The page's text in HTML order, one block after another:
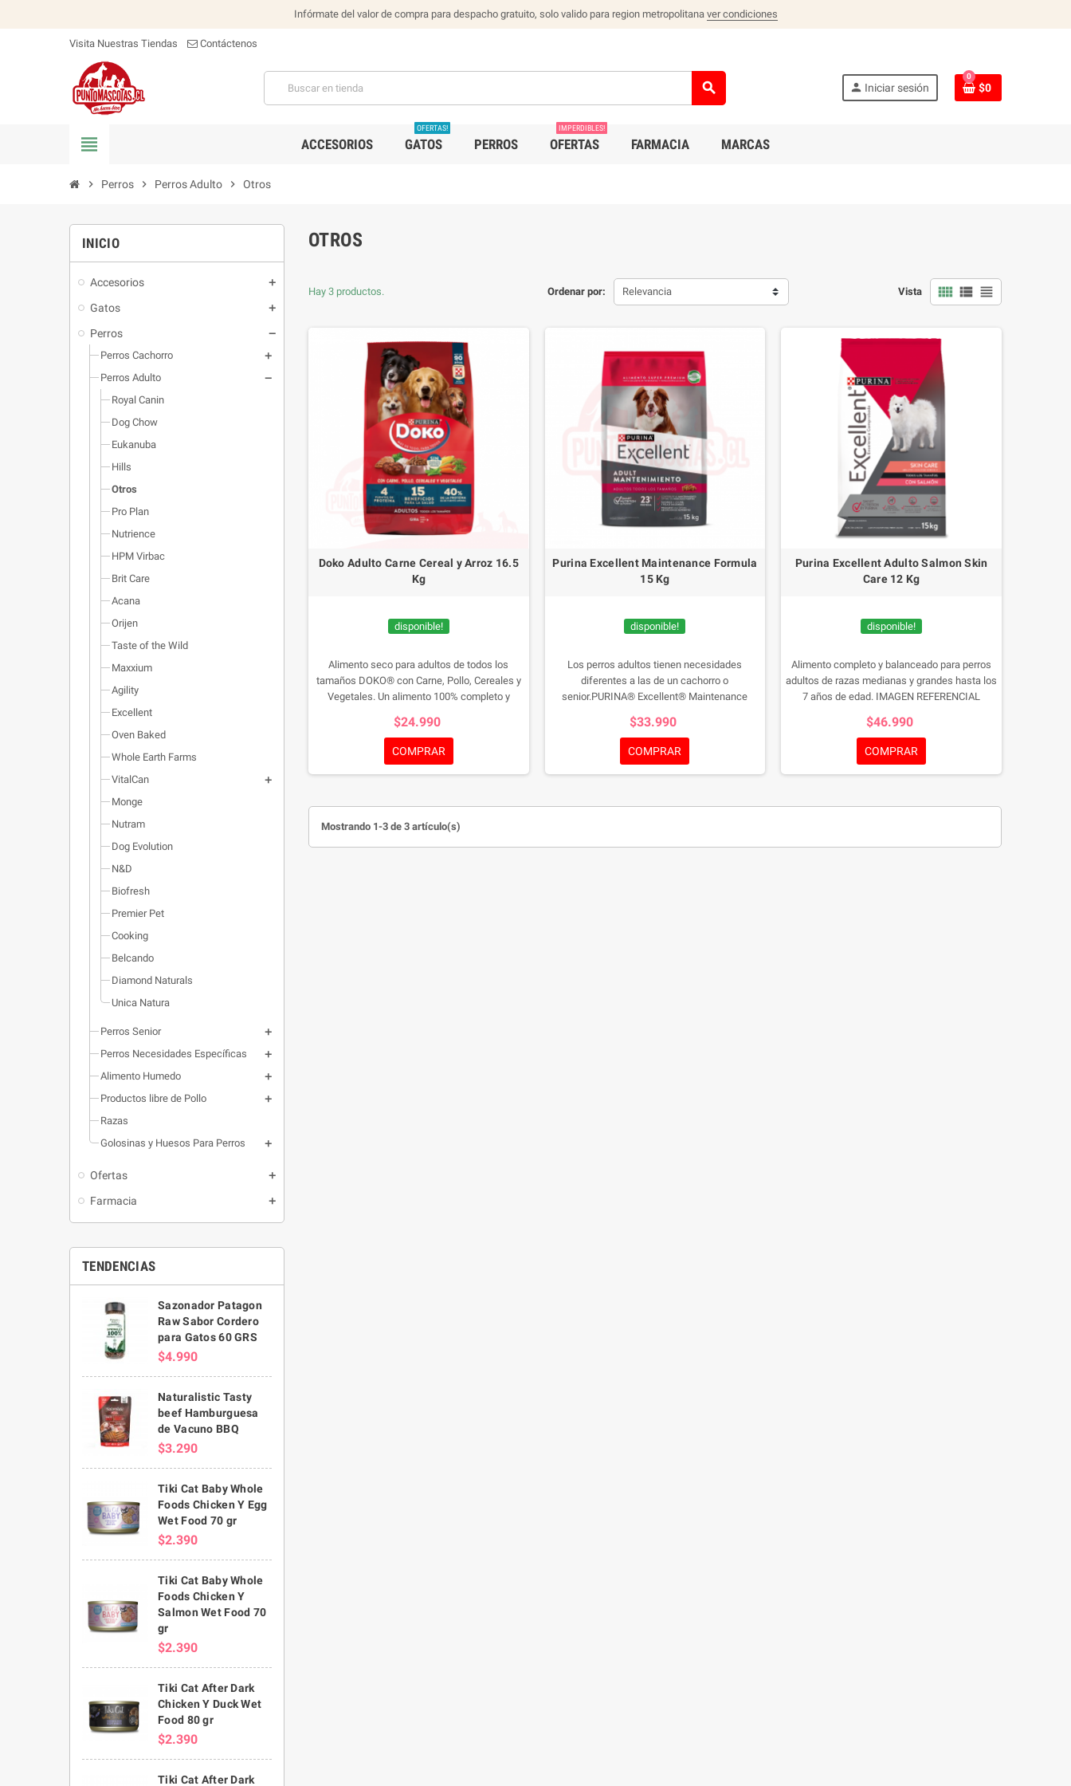
Infórmate del valor de compra para despacho gratuito, solo valido para region metropolitana ver condiciones
Visita Nuestras Tiendas Contáctenos
search person Iniciar sesión
0
$0
view_headline ACCESORIOS GATOS
OFERTAS!
PERROS OFERTAS
IMPERDIBLES!
FARMACIA MARCAS
chevron_right Perros chevron_right Perros Adulto chevron_right Otros
INICIO
Accesorios
Gatos
Perros
Perros Cachorro
Perros Adulto
Royal Canin
Dog Chow
Eukanuba
Hills
Otros
Pro Plan
Nutrience
HPM Virbac
Brit Care
Acana
Orijen
Taste of the Wild
Maxxium
Agility
Excellent
Oven Baked
Whole Earth Farms
VitalCan
Monge
Nutram
Dog Evolution
N&D
Biofresh
Premier Pet
Cooking
Belcando
Diamond Naturals
Unica Natura
Perros Senior
Perros Necesidades Específicas
Alimento Humedo
Productos libre de Pollo
Razas
Golosinas y Huesos Para Perros
Ofertas
Farmacia
TENDENCIAS
Sazonador Patagon
Raw Sabor Cordero
para Gatos 60 GRS
$4.990
Naturalistic Tasty
beef Hamburguesa
de Vacuno BBQ
$3.290
Tiki Cat Baby Whole
Foods Chicken Y Egg
Wet Food 70 gr
$2.390
Tiki Cat Baby Whole
Foods Chicken Y
Salmon Wet Food 70
gr
$2.390
Tiki Cat After Dark
Chicken Y Duck Wet
Food 80 gr
$2.390
Tiki Cat After Dark
OTROS
Ordenar por: Relevancia Vista view_comfy view_list view_headline
Hay 3 productos.
Doko Adulto Carne Cereal y Arroz 16.5
Kg
disponible!
Alimento seco para adultos de todos los
tamaños DOKO® con Carne, Pollo, Cereales y
Vegetales. Un alimento 100% completo y
cuales 40% es de fuente animal. Un solo
salud, como músculos fuertes, piel sana,
pelaje saludable, y más. Ahora sin colorantes
$24.990
COMPRAR
Purina Excellent Maintenance Formula
15 Kg
disponible!
Los perros adultos tienen necesidades
diferentes a las de un cachorro o
senior.PURINA® Excellent® Maintenance
incluye tocoferoles mezclados fuente de
artiﬁciales aportando un óptimo balance
nutricional y un sabor irresistible.
$33.990
COMPRAR
Purina Excellent Adulto Salmon Skin
Care 12 Kg
disponible!
Alimento completo y balanceado para perros
adultos de razas medianas y grandes hasta los
7 años de edad. IMAGEN REFERENCIAL
$46.990
COMPRAR
Mostrando 1-3 de 3 artículo(s)